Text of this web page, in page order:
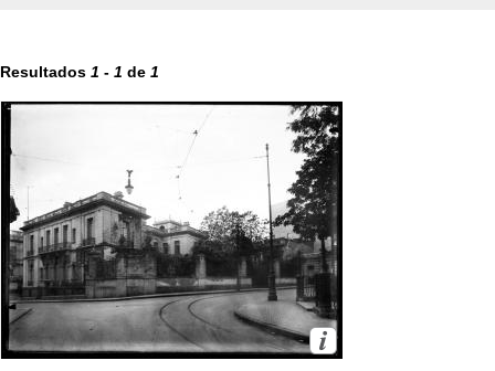
Resultados 1 - 1 de 1